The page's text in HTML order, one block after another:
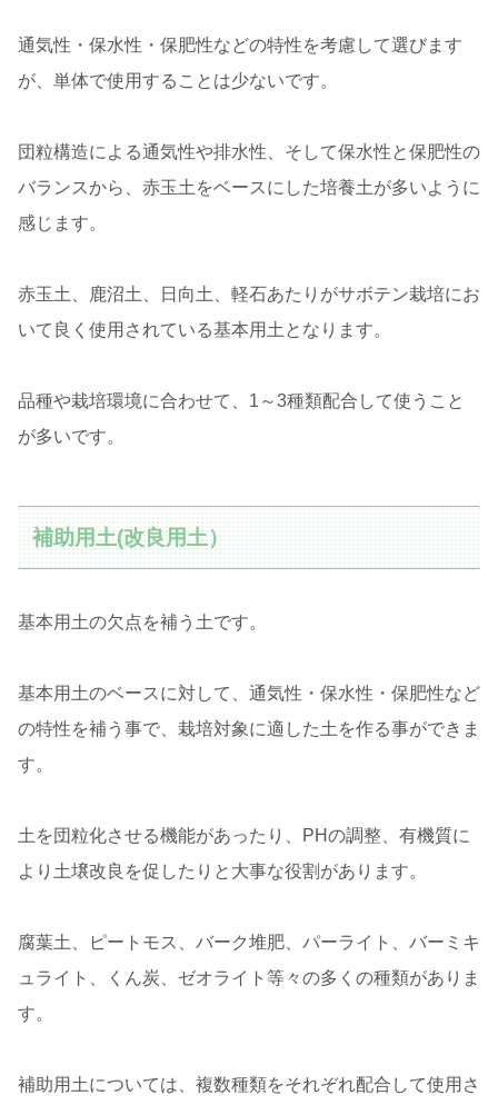
通気性・保水性・保肥性などの特性を考慮して選びます
が、単体で使用することは少ないです。
団粒構造による通気性や排水性、そして保水性と保肥性の
バランスから、赤玉土をベースにした培養土が多いように
感じます。
赤玉土、鹿沼土、日向土、軽石あたりがサボテン栽培にお
いて良く使用されている基本用土となります。
品種や栽培環境に合わせて、1～3種類配合して使うこと
が多いです。
補助用土(改良用土）
基本用土の欠点を補う土です。
基本用土のベースに対して、通気性・保水性・保肥性など
の特性を補う事で、栽培対象に適した土を作る事ができま
す。
土を団粒化させる機能があったり、PHの調整、有機質に
より土壌改良を促したりと大事な役割があります。
腐葉土、ピートモス、バーク堆肥、パーライト、バーミキ
ュライト、くん炭、ゼオライト等々の多くの種類がありま
す。
補助用土については、複数種類をそれぞれ配合して使用さ